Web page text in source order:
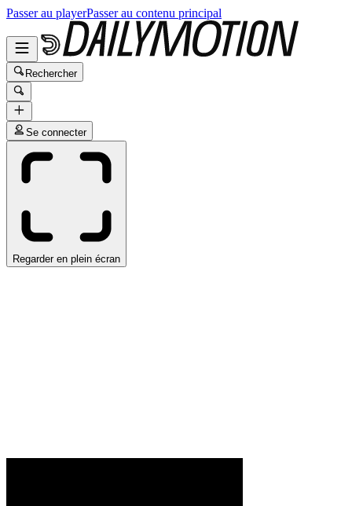
Passer au playerPasser au contenu principal
Rechercher
Se connecter
Regarder en plein écran